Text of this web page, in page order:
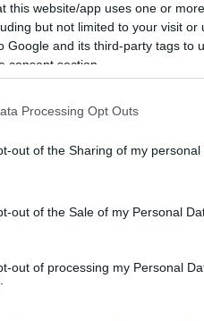
this website/app uses one or
but not limited to your visit
Google and its third-party tags to
consent section.
Processing Opt Outs
out of the Sharing of my personal
out of the Sale of my Personal
out of processing my Personal
Grande Fratello Vip:
Scontro tra Adriana Volpe e
racconto completo della